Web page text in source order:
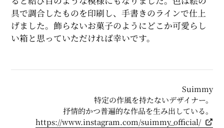
具で調合したものを印刷し、手書きのラインで仕上
げました。飾らないお菓子のようにどこか可愛らし
い箱と思っていただければ幸いです。
Suimmy
特定の作風を持たないデザイナー。
抒情的かつ普遍的な作品を生み出している。
https://www.instagram.com/suimmy_official/